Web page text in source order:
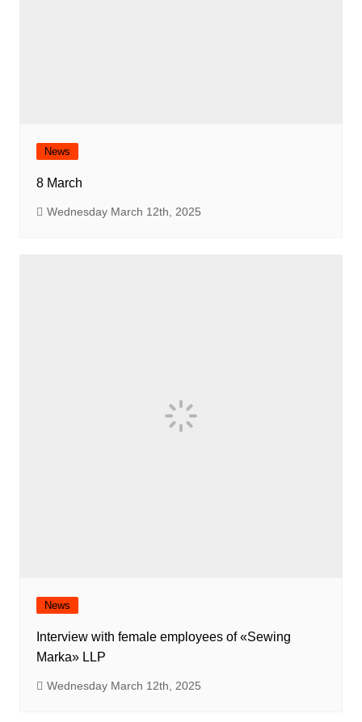
News
8 March
Wednesday March 12th, 2025
News
Interview with female employees of «Sewing
Marka» LLP
Wednesday March 12th, 2025